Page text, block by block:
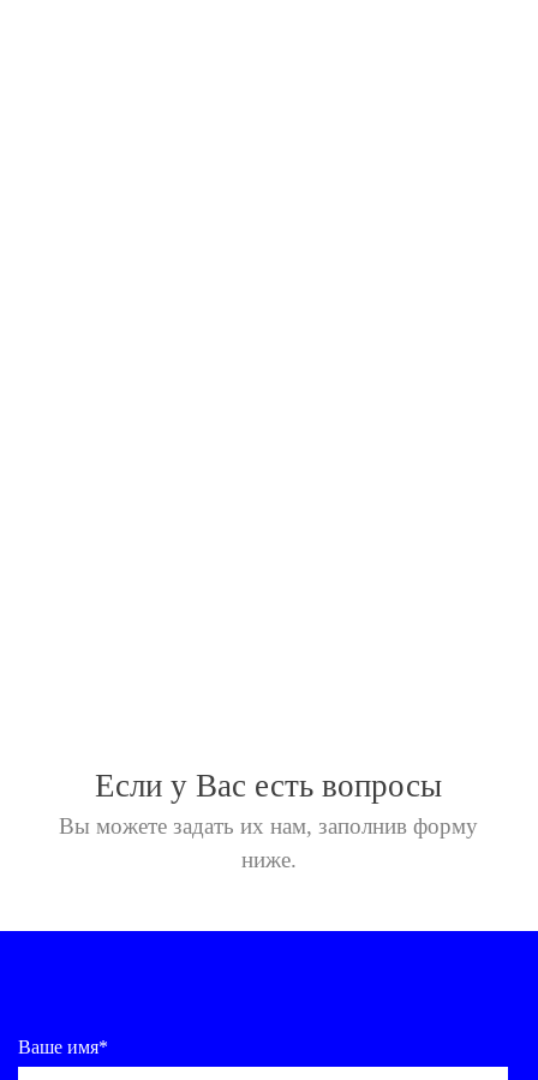
Если у Вас есть вопросы
Вы можете задать их нам, заполнив форму
ниже.
Ваше имя*